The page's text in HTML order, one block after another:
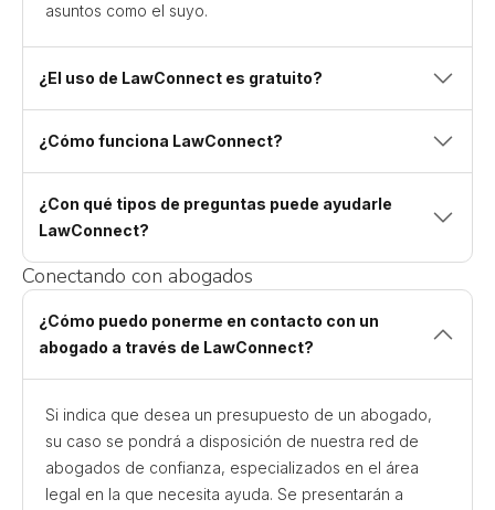
asuntos como el suyo.
¿El uso de LawConnect es gratuito?
¿Cómo funciona LawConnect?
¿Con qué tipos de preguntas puede ayudarle
LawConnect?
Conectando con abogados
¿Cómo puedo ponerme en contacto con un
abogado a través de LawConnect?
Si indica que desea un presupuesto de un abogado,
su caso se pondrá a disposición de nuestra red de
abogados de confianza, especializados en el área
legal en la que necesita ayuda. Se presentarán a